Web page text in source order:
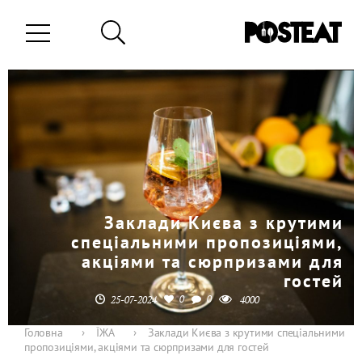
Заклади Києва з крутими
спеціальними пропозиціями,
акціями та сюрпризами для
гостей
25-07-2024 0 0 4000
Головна › ЇЖА ›
Заклади Києва з крутими спеціальними
пропозиціями, акціями та сюрпризами для гостей